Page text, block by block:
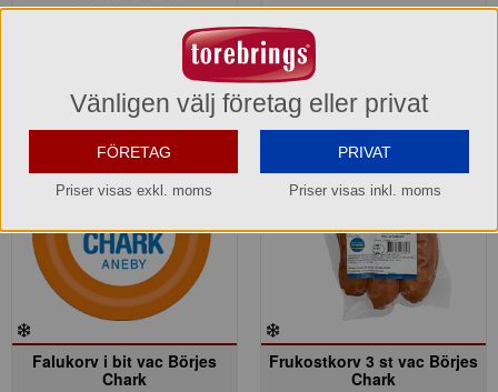
Beställningsbar senare
Falukorv i bit vac Börjes
Chark
Kampanj! -15%
Frukostkorv 3 st vac Börjes
Chark
Vänligen välj företag eller privat
FÖRETAG
Priser visas exkl. moms
PRIVAT
Priser visas inkl. moms